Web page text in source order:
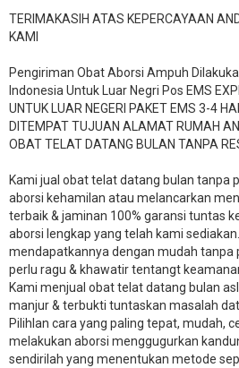
TERIMAKASIH ATAS KEPERCAYAAN
KAMI
Pengiriman Obat Aborsi Ampuh
Indonesia Untuk Luar Negri Pos EMS
UNTUK LUAR NEGERI PAKET EMS 3-4
DITEMPAT TUJUAN ALAMAT RUMAH
OBAT TELAT DATANG BULAN TANPA
Kami jual obat telat datang bulan tanpa
aborsi kehamilan atau melancarkan
terbaik & jaminan 100% garansi tuntas
aborsi lengkap yang telah kami
mendapatkannya dengan mudah tanpa
perlu ragu & khawatir tentangt
Kami menjual obat telat datang bulan
manjur & terbukti tuntaskan masalah
Pilihlan cara yang paling tepat, mudah,
melakukan aborsi menggugurkan
sendirilah yang menentukan metode